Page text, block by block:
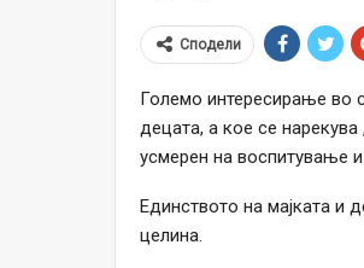
Сподели
Големо интересирање во
децата, а кое се
усмерен на воспитување
Единството на мајката и
целина.